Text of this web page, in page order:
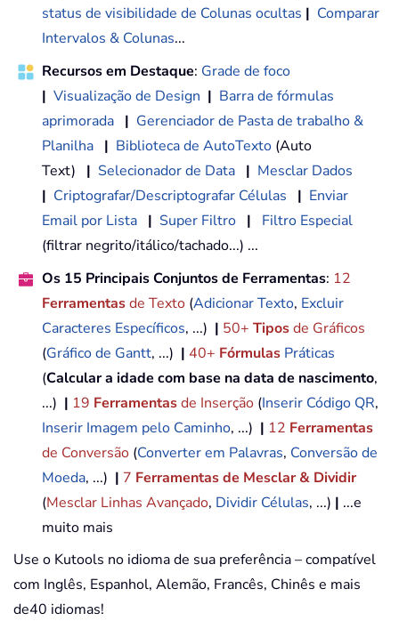
status de visibilidade de Colunas ocultas | Comparar
Intervalos & Colunas...
Recursos em Destaque: Grade de foco
| Visualização de Design | Barra de fórmulas
aprimorada | Gerenciador de Pasta de trabalho &
Planilha | Biblioteca de AutoTexto (Auto
Text) | Selecionador de Data | Mesclar Dados
| Criptografar/Descriptografar Células | Enviar
Email por Lista | Super Filtro |
Filtro Especial
(filtrar negrito/itálico/tachado...) ...
Os 15 Principais Conjuntos de Ferramentas: 12
Ferramentasde Texto (Adicionar Texto, Excluir
Caracteres Específicos, ...) | 50+ Tiposde Gráficos
(Gráfico de Gantt, ...) | 40+ Fórmulas Práticas
(Calcular a idade com base na data de nascimento,
...) | 19 Ferramentasde Inserção (Inserir Código QR,
Inserir Imagem pelo Caminho, ...) | 12 Ferramentas
de Conversão (Converter em Palavras, Conversão de
Moeda, ...) | 7 Ferramentas de Mesclar & Dividir
(Mesclar Linhas Avançado, Dividir Células, ...) | ...e
muito mais
Use o Kutools no idioma de sua preferência – compatível
com Inglês, Espanhol, Alemão, Francês, Chinês e mais
de40 idiomas!